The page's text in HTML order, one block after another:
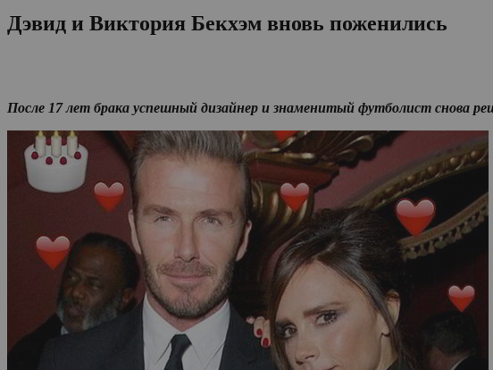
Дэвид и Виктория Бекхэм вновь поженились
После 17 лет брака успешный дизайнер и знаменитый футболист снова